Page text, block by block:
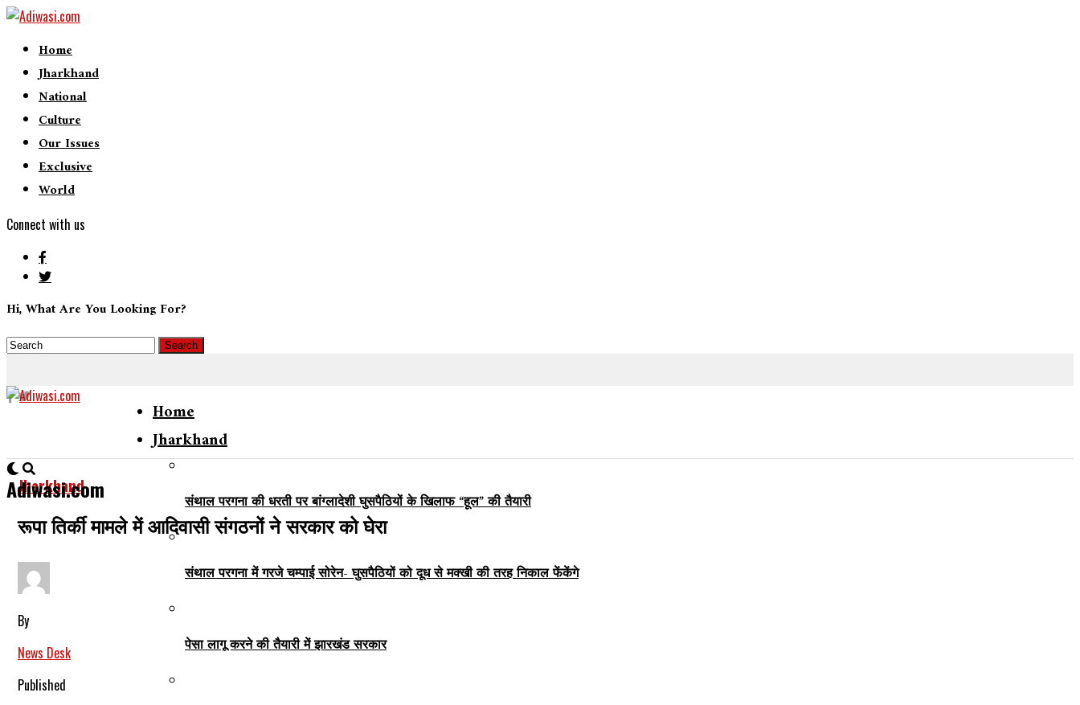
Home
Jharkhand
National
Culture
Our Issues
Exclusive
World
Connect with us
Hi, What Are You Looking For?
Adiwasi.com
Home
Jharkhand
संथाल परगना की धरती पर बांग्लादेशी घुसपैठियों के खिलाफ “हूल” की तैयारी
संथाल परगना में गरजे चम्पाई सोरेन- घुसपैठियों को दूध से मक्खी की तरह निकाल फेंकेंगे
पेसा लागू करने की तैयारी में झारखंड सरकार
Jharkhand
रूपा तिर्की मामले में आदिवासी संगठनों ने सरकार को घेरा
By
News Desk
Published